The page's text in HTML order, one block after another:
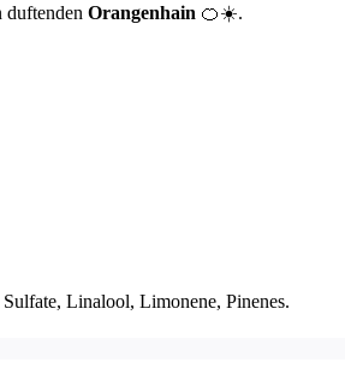
duftendenOrangenhain 🍊☀️.
Linalool, Limonene, Pinenes.